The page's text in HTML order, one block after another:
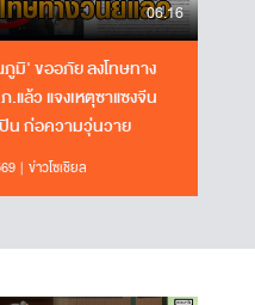
06.16
มิ' ขออภัย ลงโทษทาง
.แล้ว แจงเหตุซาแซงจีน
น ก่อความวุ่นวาย
ข่าวโซเชียล